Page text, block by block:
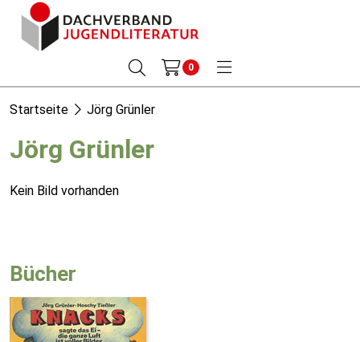
0
Startseite Jörg Grünler
Jörg Grünler
Kein Bild vorhanden
Bücher